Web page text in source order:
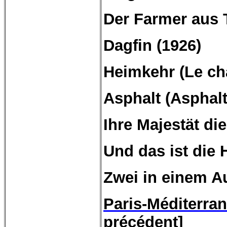
Der Farmer aus
Dagfin (1926)
Heimkehr (Le
Asphalt
Ihre Majestät
Und das ist die
Zwei in einem
Paris-
précédent]